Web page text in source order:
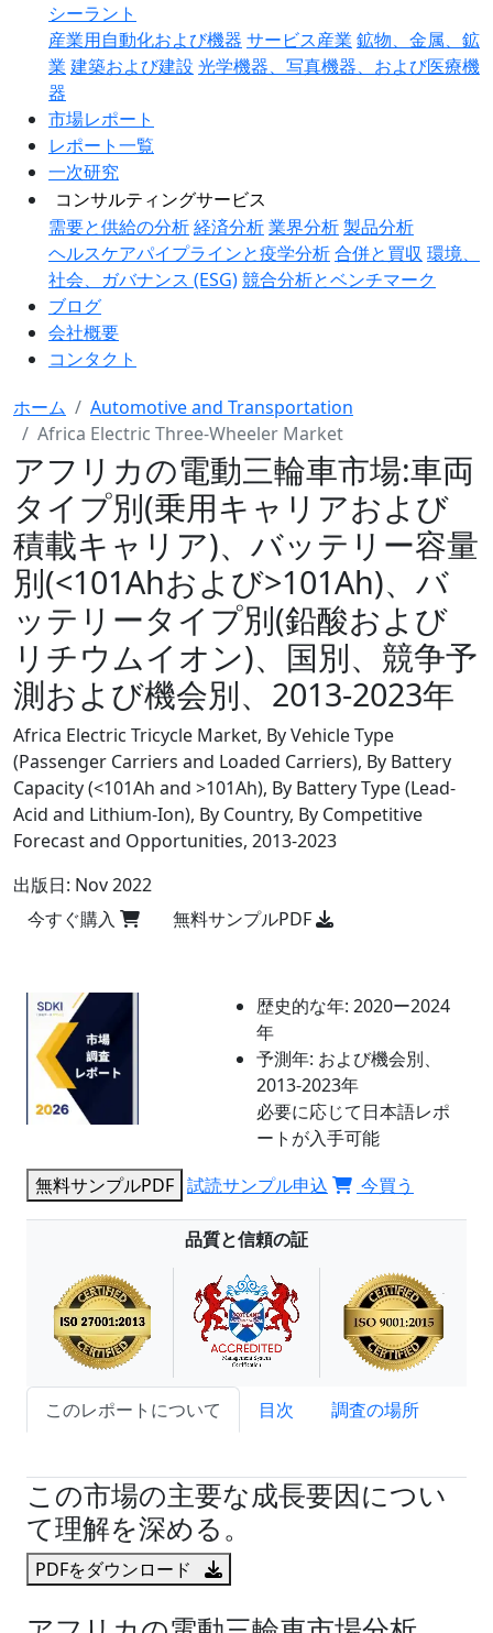
シーラント
産業用自動化および機器 サービス産業 鉱物、金属、鉱
業 建築および建設 光学機器、写真機器、および医療機
器
市場レポート
レポート一覧
一次研究
コンサルティングサービス
需要と供給の分析経済分析業界分析製品分析
ヘルスケアパイプラインと疫学分析合併と買収 環境、
社会、ガバナンス (ESG)競合分析とベンチマーク
ブログ
会社概要
コンタクト
ホーム
Automotive and Transportation
Africa Electric Three-Wheeler Market
アフリカの電動三輪車市場:車両
タイプ別(乗用キャリアおよび
積載キャリア)、バッテリー容量
別(<101Ahおよび>101Ah)、バ
ッテリータイプ別(鉛酸および
リチウムイオン)、国別、競争予
測および機会別、2013-2023年
Africa Electric Tricycle Market, By Vehicle Type
(Passenger Carriers and Loaded Carriers), By Battery
Capacity (<101Ah and >101Ah), By Battery Type (Lead-
Acid and Lithium-Ion), By Country, By Competitive
Forecast and Opportunities, 2013-2023
出版日: Nov 2022
今すぐ購入
無料サンプルPDF
歴史的な年: 2020ー2024
年
予測年: および機会別、
2013-2023年
必要に応じて日本語レポ
ートが入手可能
無料サンプルPDF 試読サンプル申込 今買う
品質と信頼の証
このレポートについて 目次
調査の場所
この市場の主要な成長要因につい
て理解を深める。
PDFをダウンロード